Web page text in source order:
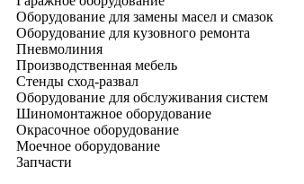
Оборудование для замены масел и смазок
Оборудование для кузовного ремонта
Пневмолиния
Производственная мебель
Стенды сход-развал
Оборудование для обслуживания систем
Шиномонтажное оборудование
Окрасочное оборудование
Моечное оборудование
Запчасти